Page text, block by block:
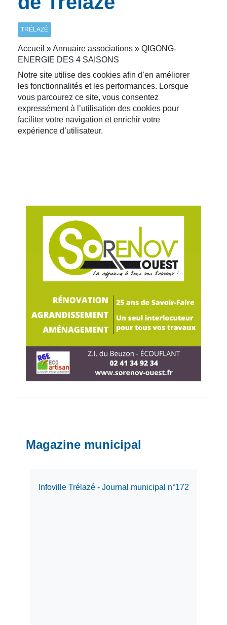
TRÉLAZÉ
Accueil » Annuaire associations » QIGONG-
ENERGIE DES 4 SAISONS
Notre site utilise des cookies afin d’en améliorer
les fonctionnalités et les performances. Lorsque
vous parcourez ce site, vous consentez
expressément à l’utilisation des cookies pour
faciliter votre navigation et enrichir votre
expérience d’utilisateur.
Magazine municipal
Infoville Trélazé - Journal municipal n°172